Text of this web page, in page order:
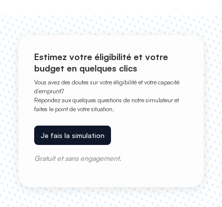
Estimez votre éligibilité et votre
budget en quelques clics
Vous avez des doutes sur votre éligibilité et votre capacité
d’emprunt?
Répondez aux quelques questions de notre simulateur et
faites le point de votre situation.
Je fais la simulation
Gratuit et sans engagement.